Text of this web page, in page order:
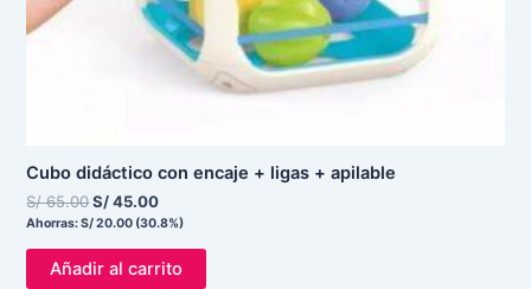
Cubo didáctico con encaje + ligas + apilable
S/65.00S/45.00
Ahorras:S/20.00 (30.8%)
Añadir al carrito